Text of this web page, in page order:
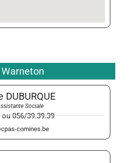
Warneton
DUBURQUE
Sociale
056/39.39.39
comines.be